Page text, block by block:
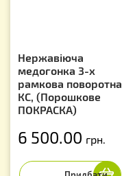
Нержавіюча
медогонка 3-х
рамкова поворотна.
КС, (Порошкове
ПОКРАСКА)
6 500.00 грн.